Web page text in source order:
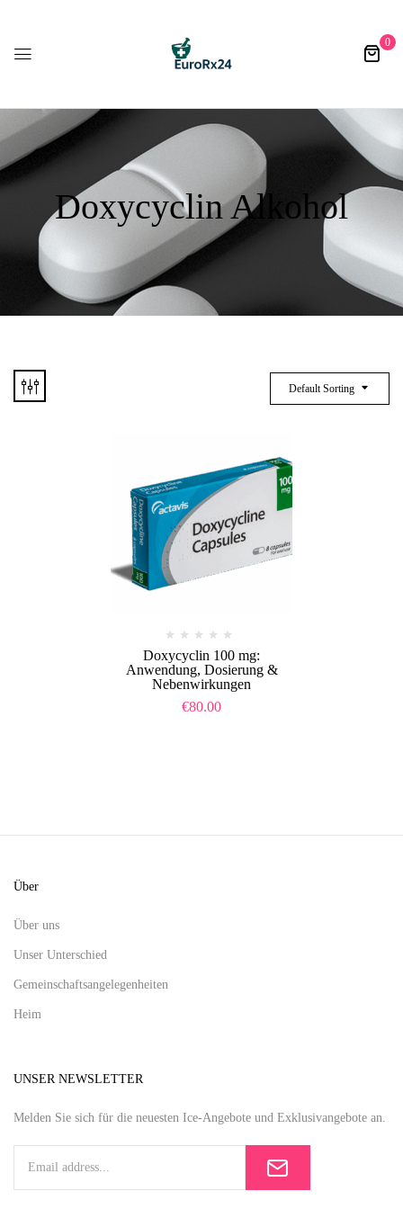
0
Doxycyclin Alkohol
Default Sorting
Doxycyclin 100 mg:
Anwendung, Dosierung &
Nebenwirkungen
€80.00
Über
Über uns
Unser Unterschied
Gemeinschaftsangelegenheiten
Heim
UNSER NEWSLETTER
Melden Sie sich für die neuesten Ice-Angebote und Exklusivangebote an.